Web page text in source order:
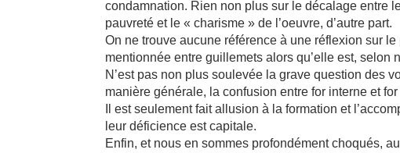
condamnation. Rien non plus sur le décalage entre
pauvreté et le « charisme » de l’oeuvre, d’autre part.
On ne trouve aucune référence à une réflexion sur
mentionnée entre guillemets alors qu’elle est, selon
N’est pas non plus soulevée la grave question des
manière générale, la confusion entre for interne et for
Il est seulement fait allusion à la formation et
leur déficience est capitale.
Enfin, et nous en sommes profondément choqués,